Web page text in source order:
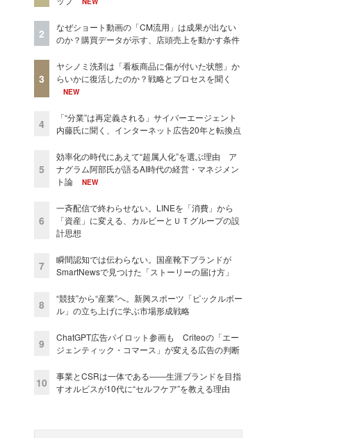
2
なぜショート動画の「CM流用」は成果が出ない
のか？購買データが示す、店頭売上を動かす条件
3
ヤシノミ洗剤は「看板商品に傷が付いた状態」か
らいかに復活したのか？戦略とプロセスを聞く
NEW
4
「“分業”は再定義される」サイバーエージェント
内藤氏に聞く、インターネット広告20年と転換点
5
効率化の時代にあえて“超属人化”を選ぶ理由 ア
ナグラム阿部氏が語るAI時代の経営・マネジメン
ト論
NEW
6
一斉配信で終わらせない。LINEを「消費」から
「資産」に変える、カルビーとＵＴグループの設
計思想
7
瞬間認知では伝わらない。国産靴下ブランドが
SmartNewsで見つけた「ストーリーの届け方」
8
“競技”から“産業”へ。新興スポーツ「ピックルボー
ル」の立ち上げに学ぶ市場形成戦略
9
ChatGPT広告パイロット参画も Criteoの「エー
ジェンティック・コマース」が変える広告の判断
10
事業とCSRは一体である――生涯ブランドを目指
すオルビスが10代に“セルフケア”を教える理由